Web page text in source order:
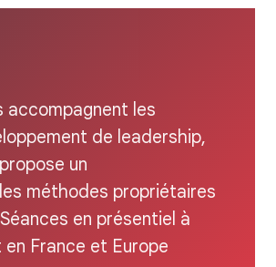
accompagnent les
de leadership,
un
méthodes propriétaires
en présentiel à
France et Europe